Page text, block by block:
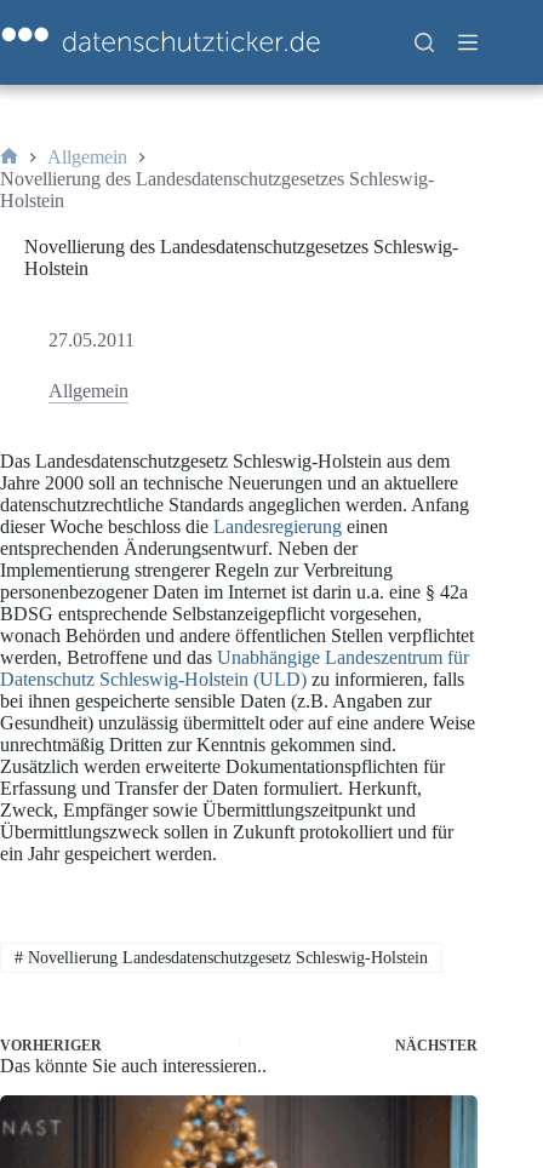
Inhalt
springen
Start
Allgemein
Novellierung des Landesdatenschutzgesetzes Schleswig-
Holstein
Novellierung des Landesdatenschutzgesetzes Schleswig-
Holstein
27.05.2011
Allgemein
Das Landesdatenschutzgesetz Schleswig-Holstein aus dem
Jahre 2000 soll an technische Neuerungen und an aktuellere
datenschutzrechtliche Standards angeglichen werden. Anfang
dieser Woche beschloss die Landesregierung einen
entsprechenden Änderungsentwurf. Neben der
Implementierung strengerer Regeln zur Verbreitung
personenbezogener Daten im Internet ist darin u.a. eine § 42a
BDSG entsprechende Selbstanzeigepflicht vorgesehen,
wonach Behörden und andere öffentlichen Stellen verpflichtet
werden, Betroffene und das Unabhängige Landeszentrum für
Datenschutz Schleswig-Holstein (ULD) zu informieren, falls
bei ihnen gespeicherte sensible Daten (z.B. Angaben zur
Gesundheit) unzulässig übermittelt oder auf eine andere Weise
unrechtmäßig Dritten zur Kenntnis gekommen sind.
Zusätzlich werden erweiterte Dokumentationspflichten für
Erfassung und Transfer der Daten formuliert. Herkunft,
Zweck, Empfänger sowie Übermittlungszeitpunkt und
Übermittlungszweck sollen in Zukunft protokolliert und für
ein Jahr gespeichert werden.
#Novellierung Landesdatenschutzgesetz Schleswig-Holstein
VORHERIGER NÄCHSTER
Das könnte Sie auch interessieren..